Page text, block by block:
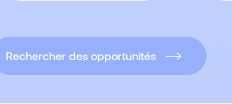
Rechercher des opportunités